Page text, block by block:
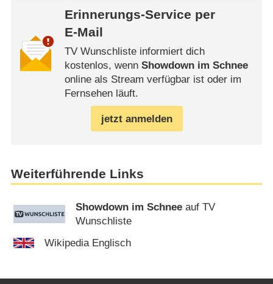
Erinnerungs-Service per
E-Mail
TV Wunschliste informiert dich
kostenlos, wenn Showdown im Schnee
online als Stream verfügbar ist oder im
Fernsehen läuft.
jetzt anmelden
Weiterführende Links
Showdown im Schnee auf TV
Wunschliste
Wikipedia Englisch